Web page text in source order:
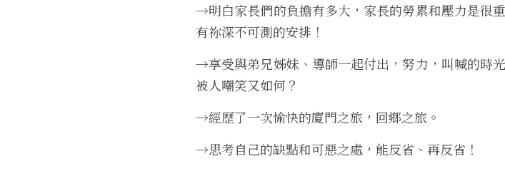
→明白家長們的負擔有多大，家長的勞累和壓力是很
有祢深不可測的安排 ！
→享受與弟兄姊妹、導師一起付出，努力，叫喊的時
被人嘲笑又如何？
→經歷了一次愉快的廈門之旅，回鄉之旅。
→思考自己的缺點和可惡之處，能反省、再反省 ！